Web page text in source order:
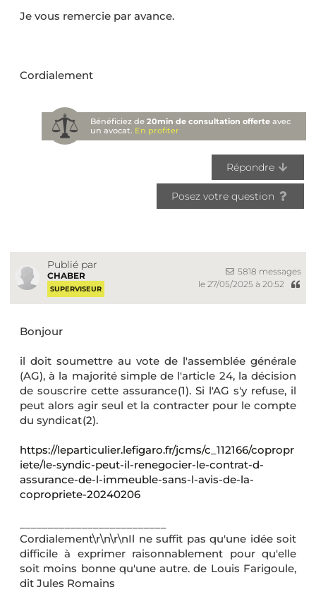
Je vous remercie par avance.
Cordialement
Bénéficiez de20min de consultation offerte avec
un avocat. En profiter
Répondre
Posez votre question
Publié par
CHABER
SUPERVISEUR
5818 messages
le 27/05/2025 à 20:52
Bonjour
il doit soumettre au vote de l'assemblée générale
(AG), à la majorité simple de l'article 24, la décision
de souscrire cette assurance (1). Si l'AG s'y refuse, il
peut alors agir seul et la contracter pour le compte
du syndicat (2).
https://leparticulier.lefigaro.fr/jcms/c_112166/copropr
iete/le-syndic-peut-il-renegocier-le-contrat-d-
assurance-de-l-immeuble-sans-l-avis-de-la-
copropriete-20240206
Cordialement\r\n\r\nIl ne suffit pas qu'une idée soit
difficile à exprimer raisonnablement pour qu'elle
soit moins bonne qu'une autre. de Louis Farigoule,
dit Jules Romains